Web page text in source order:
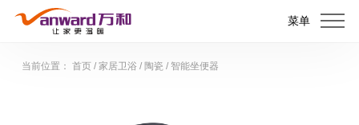
菜单
当前位置： 首页/ 家居卫浴 / 陶瓷 / 智能坐便器